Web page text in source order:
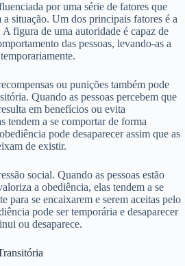
por uma série de fatores que
situação. Um dos principais fatores é a
figura de uma autoridade é capaz de
das pessoas, levando-as a
ou punições também pode
Quando as pessoas percebem que
em benefícios ou evita
tendem a se comportar de forma
pode desaparecer assim que as
de existir.
social. Quando as pessoas estão
a obediência, elas tendem a se
para se encaixarem e serem aceitas pelo
pode ser temporária e desaparecer
ou desaparece.